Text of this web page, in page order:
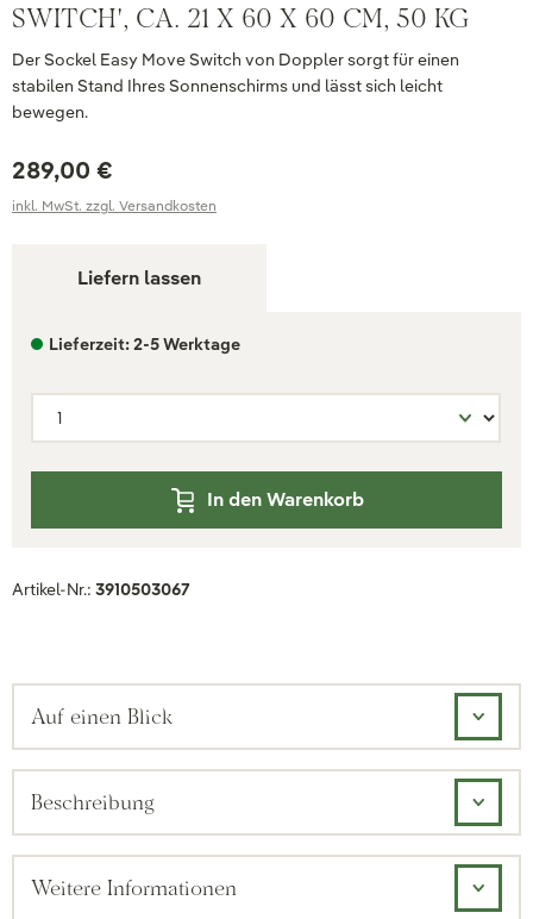
SWITCH', CA. 21 X 60 X 60 CM, 50 KG
Der Sockel Easy Move Switch von Doppler sorgt für einen
stabilen Stand Ihres Sonnenschirms und lässt sich leicht
bewegen.
289,00 €
inkl. MwSt. zzgl. Versandkosten
Liefern lassen
Lieferzeit: 2-5 Werktage
In den Warenkorb
Artikel-Nr.: 3910503067
Auf einen Blick
Beschreibung
Weitere Informationen